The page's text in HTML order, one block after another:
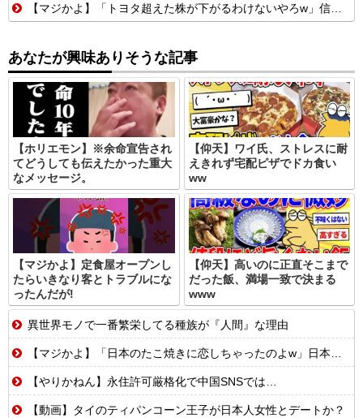
【マジかよ】「トヨタ超えた株が下がるわけないやろw」信用全力でキオクシア買った男たちの末路まとめwww
あなたが興味ありそうな記事
【ホリエモン】※余命宣告され
てどうしても伝えたかった重大
なメッセージ。
【仰天】ワイ氏、ストレスに耐
えきれず宅配ピザでドカ食い
ww
【マジかよ】定食屋オープンし
たらいきなり客とトラブルにな
ったんだが!
【仰天】高いのに正直そこまで
だった飯、満場一致で決まる
www
異世界モノで一番繁栄してる種族が『人間』な理由
【マジかよ】「日本のたこ焼きに恋しちゃったのよw」日本留学したカナダ人が母国でたこ焼き屋を開業した結果w
【やりかねん】永住許可厳格化で中国SNSでは…
【動画】タイのティパンコーン王子が日本人女性とデートか？